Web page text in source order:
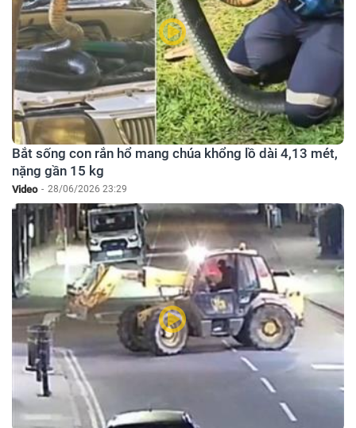
Bắt sống con rắn hổ mang chúa khổng lồ dài 4,13 mét,
nặng gần 15 kg
Video - 28/06/2026 23:29